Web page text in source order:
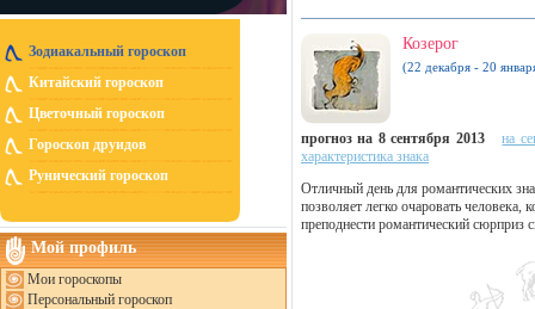
Зодиакальный гороскоп
Китайский гороскоп
Цветочный гороскоп
Гороскоп друидов
Рунический гороскоп
Мой профиль
Мои гороскопы
Персональный гороскоп
Козерог
(22 декабря - 20
прогноз на 8 сентября 2013
на
характеристика знака
Отличный день для романтических
позволяет легко очаровать
преподнести романтический сюрприз